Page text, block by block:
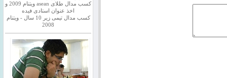
کسب مدال طلای asean ویتنام 2009 و
اخذ عنوان استادی فیده
کسب مدال تیمی زیر 10 سال - ویتنام
2008